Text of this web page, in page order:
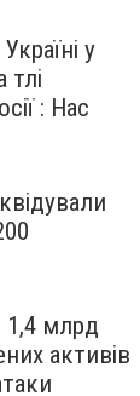
у
тлі
: Нас
1,4 млрд
активів